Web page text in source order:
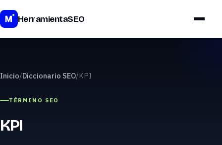
HerramientaSEO
Inicio/Diccionario SEO/KPI
TÉRMINO SEO
KPI